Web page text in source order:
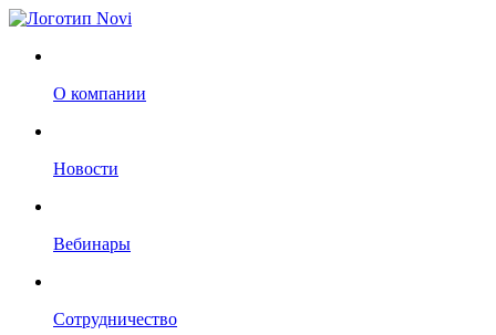
О компании
Новости
Вебинары
Сотрудничество